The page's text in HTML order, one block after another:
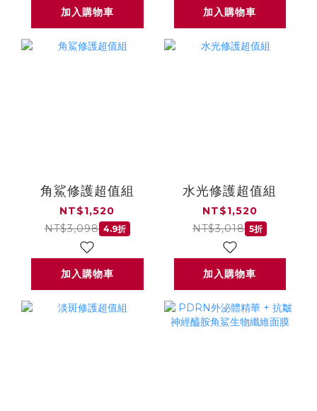
加入購物車 加入購物車
角鯊修護超值組
NT$1,520
NT$3,098 4.9折
加入購物車
水光修護超值組
NT$1,520
NT$3,018 5折
加入購物車